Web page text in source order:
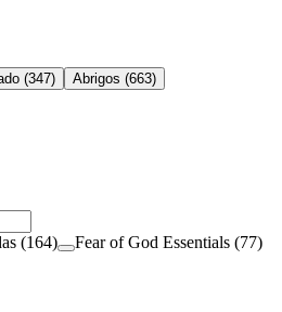
(347) Abrigos (663)
(164) Fear of God Essentials (77)